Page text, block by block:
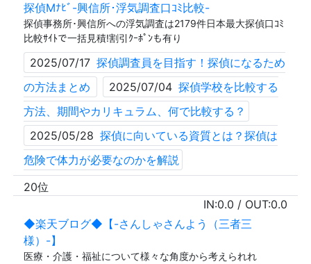
探偵Mﾅﾋﾞ-興信所･浮気調査口ｺﾐ比較-
探偵事務所･興信所への浮気調査は2179件日本最大探偵口ｺﾐ
比較ｻｲﾄで一括見積!割引ｸｰﾎﾟﾝも有り
2025/07/17 探偵調査員を目指す！探偵になるため
の方法まとめ
2025/07/04 探偵学校を比較する
方法、期間やカリキュラム、何で比較する？
2025/05/28 探偵に向いている資質とは？探偵は
危険で体力が必要なのかを解説
20位
IN:0.0 / OUT:0.0
◆楽天ブログ◆【-さんしゃさんよう（三者三
様）-】
医療・介護・福祉について様々な角度から考えられれ